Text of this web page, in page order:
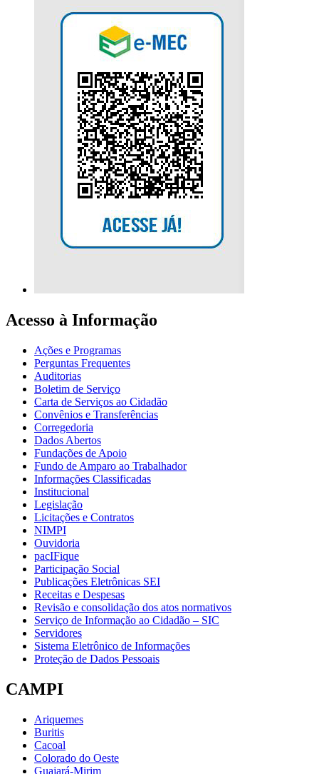
Acesso à Informação
Ações e Programas
Perguntas Frequentes
Auditorias
Boletim de Serviço
Carta de Serviços ao Cidadão
Convênios e Transferências
Corregedoria
Dados Abertos
Fundações de Apoio
Fundo de Amparo ao Trabalhador
Informações Classificadas
Institucional
Legislação
Licitações e Contratos
NIMPI
Ouvidoria
pacIFique
Participação Social
Publicações Eletrônicas SEI
Receitas e Despesas
Revisão e consolidação dos atos normativos
Serviço de Informação ao Cidadão – SIC
Servidores
Sistema Eletrônico de Informações
Proteção de Dados Pessoais
CAMPI
Ariquemes
Buritis
Cacoal
Colorado do Oeste
Guajará-Mirim